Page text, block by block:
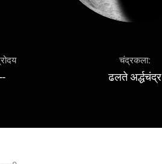
चंद्रकला:
ढलते अर्द्धचंद्र